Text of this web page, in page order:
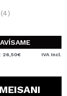
(4)
26,50€ IVA Incl.